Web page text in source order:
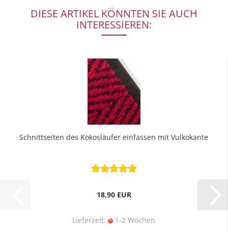
DIESE ARTIKEL KÖNNTEN SIE AUCH
INTERESSIEREN:
Schnittseiten des Kokosläufer einfassen mit Vulkokante
18,90 EUR
Lieferzeit: 1-2 Wochen